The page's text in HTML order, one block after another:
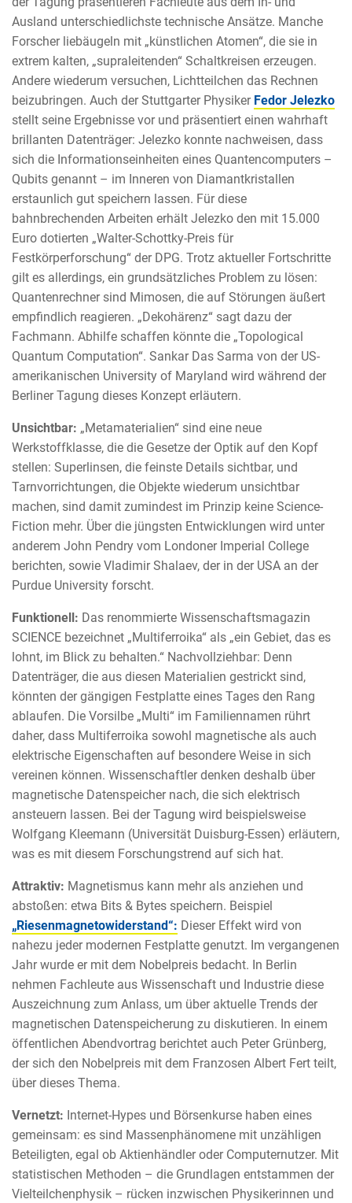
Ausland unterschiedlichste technische Ansätze. Manche
Forscher liebäugeln mit „künstlichen Atomen“, die sie in
extrem kalten, „supraleitenden“ Schaltkreisen erzeugen.
Andere wiederum versuchen, Lichtteilchen das Rechnen
beizubringen. Auch der Stuttgarter Physiker Fedor Jelezko
stellt seine Ergebnisse vor und präsentiert einen wahrhaft
brillanten Datenträger: Jelezko konnte nachweisen, dass
sich die Informationseinheiten eines Quantencomputers –
Qubits genannt – im Inneren von Diamantkristallen
erstaunlich gut speichern lassen. Für diese
bahnbrechenden Arbeiten erhält Jelezko den mit 15.000
Euro dotierten „Walter-Schottky-Preis für
Festkörperforschung“ der DPG. Trotz aktueller Fortschritte
gilt es allerdings, ein grundsätzliches Problem zu lösen:
Quantenrechner sind Mimosen, die auf Störungen äußert
empfindlich reagieren. „Dekohärenz“ sagt dazu der
Fachmann. Abhilfe schaffen könnte die „Topological
Quantum Computation“. Sankar Das Sarma von der US-
amerikanischen University of Maryland wird während der
Berliner Tagung dieses Konzept erläutern.
Unsichtbar: „Metamaterialien“ sind eine neue
Werkstoffklasse, die die Gesetze der Optik auf den Kopf
stellen: Superlinsen, die feinste Details sichtbar, und
Tarnvorrichtungen, die Objekte wiederum unsichtbar
machen, sind damit zumindest im Prinzip keine Science-
Fiction mehr. Über die jüngsten Entwicklungen wird unter
anderem John Pendry vom Londoner Imperial College
berichten, sowie Vladimir Shalaev, der in der USA an der
Purdue University forscht.
Funktionell: Das renommierte Wissenschaftsmagazin
SCIENCE bezeichnet „Multiferroika“ als „ein Gebiet, das es
lohnt, im Blick zu behalten.“ Nachvollziehbar: Denn
Datenträger, die aus diesen Materialien gestrickt sind,
könnten der gängigen Festplatte eines Tages den Rang
ablaufen. Die Vorsilbe „Multi“ im Familiennamen rührt
daher, dass Multiferroika sowohl magnetische als auch
elektrische Eigenschaften auf besondere Weise in sich
vereinen können. Wissenschaftler denken deshalb über
magnetische Datenspeicher nach, die sich elektrisch
ansteuern lassen. Bei der Tagung wird beispielsweise
Wolfgang Kleemann (Universität Duisburg-Essen) erläutern,
was es mit diesem Forschungstrend auf sich hat.
Attraktiv: Magnetismus kann mehr als anziehen und
abstoßen: etwa Bits & Bytes speichern. Beispiel
„Riesenmagnetowiderstand“: Dieser Effekt wird von
nahezu jeder modernen Festplatte genutzt. Im vergangenen
Jahr wurde er mit dem Nobelpreis bedacht. In Berlin
nehmen Fachleute aus Wissenschaft und Industrie diese
Auszeichnung zum Anlass, um über aktuelle Trends der
magnetischen Datenspeicherung zu diskutieren. In einem
öffentlichen Abendvortrag berichtet auch Peter Grünberg,
der sich den Nobelpreis mit dem Franzosen Albert Fert teilt,
über dieses Thema.
Vernetzt: Internet-Hypes und Börsenkurse haben eines
gemeinsam: es sind Massenphänomene mit unzähligen
Beteiligten, egal ob Aktienhändler oder Computernutzer. Mit
statistischen Methoden – die Grundlagen entstammen der
Vielteilchenphysik – rücken inzwischen Physikerinnen und